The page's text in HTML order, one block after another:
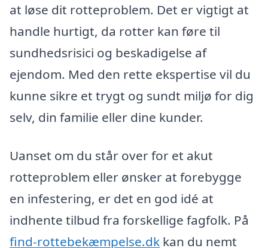
at løse dit rotteproblem. Det er vigtigt at
handle hurtigt, da rotter kan føre til
sundhedsrisici og beskadigelse af
ejendom. Med den rette ekspertise vil du
kunne sikre et trygt og sundt miljø for dig
selv, din familie eller dine kunder.
Uanset om du står over for et akut
rotteproblem eller ønsker at forebygge
en infestering, er det en god idé at
indhente tilbud fra forskellige fagfolk. På
find-rottebekæmpelse.dk kan du nemt